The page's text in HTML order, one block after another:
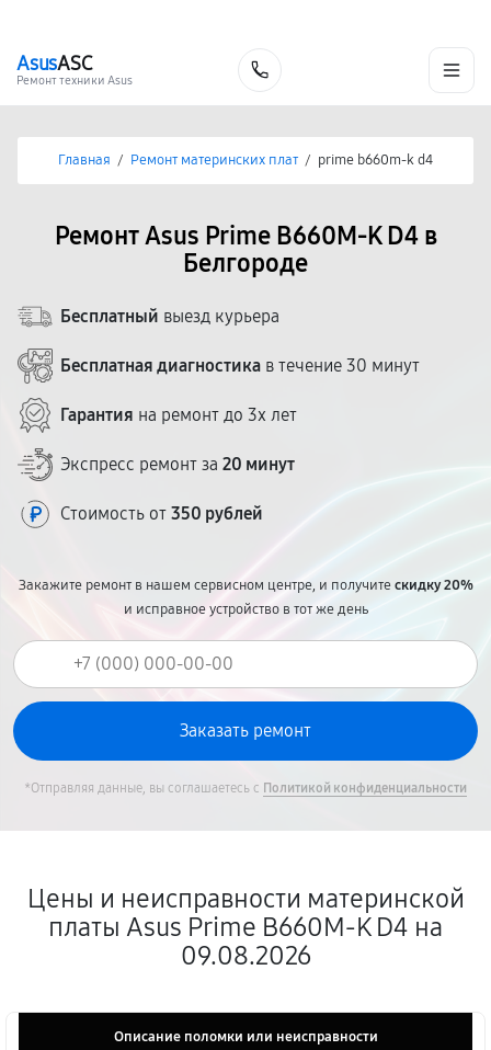
AsusASC
Ремонт техники Asus
Главная / Ремонт материнских плат / prime b660m-k d4
Ремонт Asus Prime B660M-K D4 в
Белгороде
Бесплатный выезд курьера
Бесплатная диагностика в течение 30 минут
Гарантия на ремонт до 3х лет
Экспресс ремонт за 20 минут
Стоимость от 350 рублей
Закажите ремонт в нашем сервисном центре, и получитескидку 20%
и исправное устройство в тот же день
*Отправляя данные, вы соглашаетесь с Политикой конфиденциальности
Цены и неисправности материнской
платы Asus Prime B660M-K D4 на
09.08.2026
Описание поломки или неисправности